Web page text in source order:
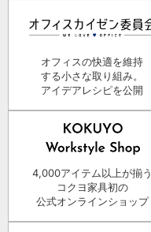
オフィスの快適を維持
する小さな取り組み。
アイデアレシピを公開
4,000アイテム以上が揃う
コクヨ家具初の
公式オンラインショップ